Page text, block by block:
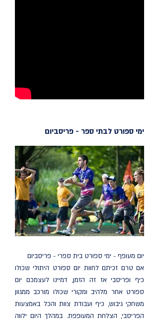
ימי ספורט לבתי ספר - פריסביום
יום מעופף - ימי ספורט בית ספרי - פריסביום
אם טרם זכיתם לחוות יום ספורט היתולי שכולו
כיף ופריסבי אז זה הזמן, דמיינו לעצמכם יום
ספורט אחר מלהיב ומקורי שכולו מורכב ממגוון
משחקי גיבוש, כיף ועבודת צוות והכל באמצעות
הפריסבי, הצלחת המעופפת. במהלך היום ילווה